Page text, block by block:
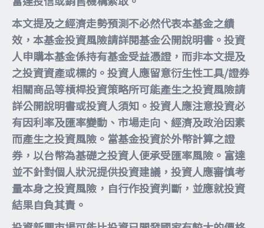
本文提及之經濟走勢預測不必然代表本基金之績
效，本基金投資風險請詳閱基金公開說明書。投資
人申購本基金係持有基金受益憑證，而非本文提及
之投資資產或標的。投資人應留意衍生性工具/證券
相關商品等槓桿投資策略所可能產生之投資風險請
詳公開說明書或投資人須知。投資人應注意投資必
有因利率及匯率變動、市場走向、經濟及政治因素
而產生之投資風險。當基金投資於外幣計算之證
券，以台幣為基礎之投資人便承受匯率風險。富達
並不針對個人狀況提供投資建議，投資人應審慎考
量本身之投資風險，自行作投資判斷，並應就投資
結果自負其責。